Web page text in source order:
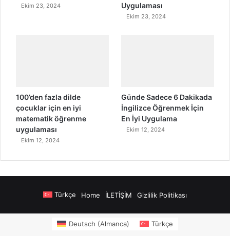
Ekim 23, 2024
Uygulaması
Ekim 23, 2024
100’den fazla dilde
çocuklar için en iyi
matematik öğrenme
uygulaması
Ekim 12, 2024
Günde Sadece 6 Dakikada
İngilizce Öğrenmek İçin
En İyi Uygulama
Ekim 12, 2024
Türkçe Home İLETİŞİM Gizlilik Politikası
Deutsch (Almanca) Türkçe